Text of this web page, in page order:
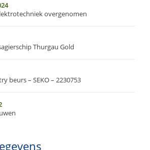
overgenomen
Thurgau Gold
beurs – SEKO – 2230753